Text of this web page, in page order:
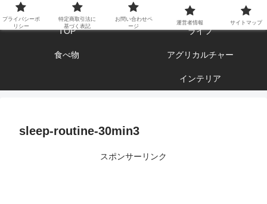
エンジョイ ブログライフ
TOP ライフ
食べ物 アグリカルチャー
インテリア
sleep-routine-30min3
スポンサーリンク
プライバシーポ
リシー
特定商取引法に
基づく表記
お問い合わせペ
ージ
運営者情報 サイトマップ